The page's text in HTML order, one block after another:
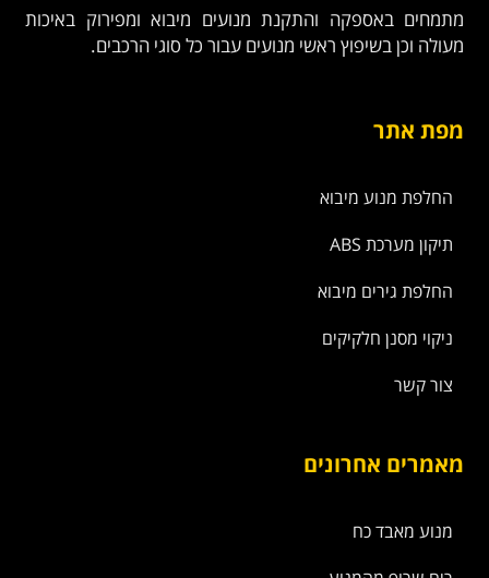
מתמחים באספקה והתקנת מנועים מיבוא ומפירוק באיכות
מעולה וכן בשיפוץ ראשי מנועים עבור כל סוגי הרכבים.
מפת אתר
החלפת מנוע מיבוא
תיקון מערכת ABS
החלפת גירים מיבוא
ניקוי מסנן חלקיקים
צור קשר
מאמרים אחרונים
מנוע מאבד כח